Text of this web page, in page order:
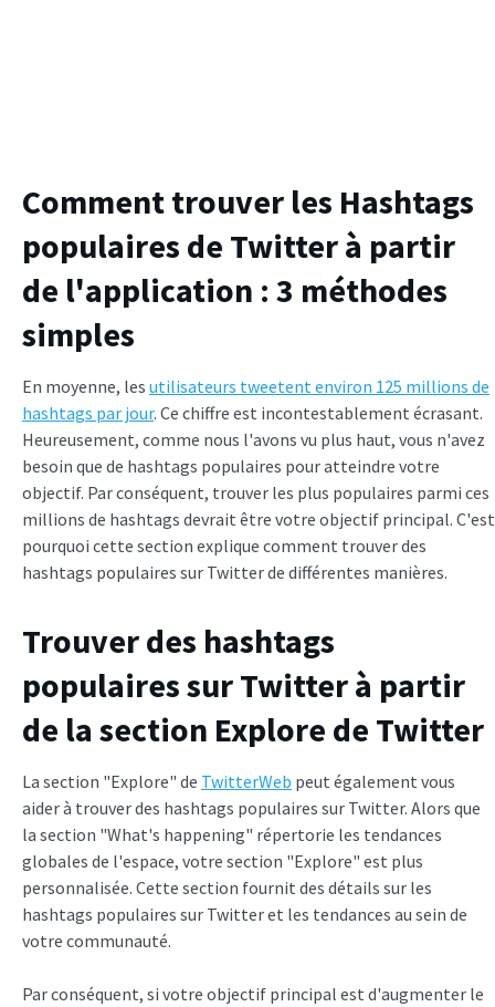
Comment trouver les Hashtags
populaires de Twitter à partir
de l'application : 3 méthodes
simples
En moyenne, les utilisateurs tweetent environ 125 millions de
hashtags par jour. Ce chiffre est incontestablement écrasant.
Heureusement, comme nous l'avons vu plus haut, vous n'avez
besoin que de hashtags populaires pour atteindre votre
objectif. Par conséquent, trouver les plus populaires parmi ces
millions de hashtags devrait être votre objectif principal. C'est
pourquoi cette section explique comment trouver des
hashtags populaires sur Twitter de différentes manières.
Trouver des hashtags
populaires sur Twitter à partir
de la section Explore de Twitter
La section "Explore" de TwitterWeb peut également vous
aider à trouver des hashtags populaires sur Twitter. Alors que
la section "What's happening" répertorie les tendances
globales de l'espace, votre section "Explore" est plus
personnalisée. Cette section fournit des détails sur les
hashtags populaires sur Twitter et les tendances au sein de
votre communauté.
Par conséquent, si votre objectif principal est d'augmenter le